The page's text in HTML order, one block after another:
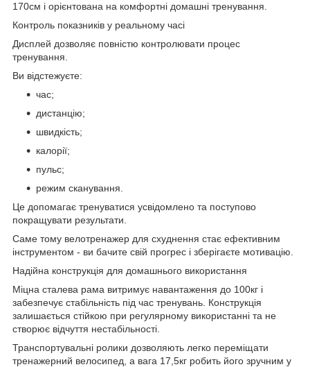
170см і орієнтована на комфортні домашні тренування.
Контроль показників у реальному часі
Дисплей дозволяє повністю контролювати процес
тренування.
Ви відстежуєте:
час;
дистанцію;
швидкість;
калорії;
пульс;
режим сканування.
Це допомагає тренуватися усвідомлено та поступово
покращувати результати.
Саме тому велотренажер для схуднення стає ефективним
інструментом - ви бачите свій прогрес і зберігаєте мотивацію.
Надійна конструкція для домашнього використання
Міцна сталева рама витримує навантаження до 100кг і
забезпечує стабільність під час тренувань. Конструкція
залишається стійкою при регулярному використанні та не
створює відчуття нестабільності.
Транспортувальні ролики дозволяють легко переміщати
тренажерний велосипед, а вага 17,5кг робить його зручним у